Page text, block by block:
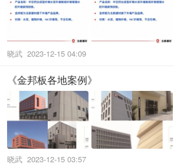
晓武 2023-12-15 04:09
《金邦板各地案例》
晓武 2023-12-15 03:57